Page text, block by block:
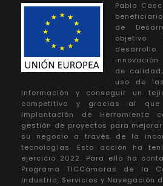
Pablo
de
objetivo
de
uso de
información y conseguir un
competitivo y gracias al
Implantación de Herramienta
gestión de proyectos para
su negocio a través de la
tecnologías. Esta acción ha
ejercicio 2022. Para ello ha
Programa TICCámaras de la
Industria, Servicios y Navegación